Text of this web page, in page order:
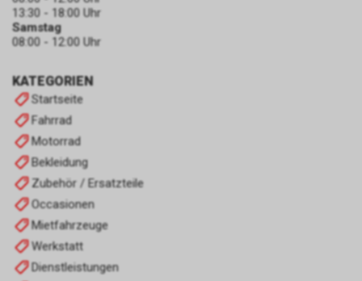
KATEGORIEN
Startseite
Fahrrad
Motorrad
Bekleidung
Zubehör / Ersatzteile
Occasionen
Mietfahrzeuge
Werkstatt
Dienstleistungen
13:30 - 18:00 Uhr
Samstag
08:00 - 12:00 Uhr